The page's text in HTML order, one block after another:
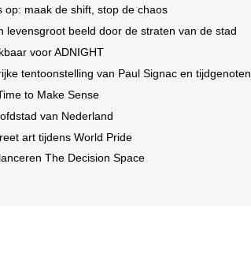
maak de shift, stop de chaos
beeld door de straten van de stad
voor ADNIGHT
tentoonstelling van Paul Signac en tijdgenoten
to Make Sense
van Nederland
art tijdens World Pride
The Decision Space